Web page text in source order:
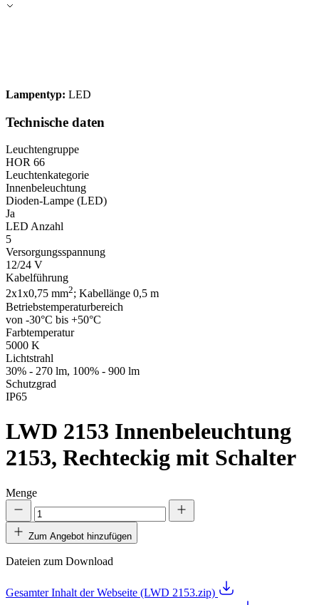
Lampentyp: LED
Technische daten
Leuchtengruppe
HOR 66
Leuchtenkategorie
Innenbeleuchtung
Dioden-Lampe (LED)
Ja
LED Anzahl
5
Versorgungsspannung
12/24 V
Kabelführung
2x1x0,75 mm2; Kabellänge 0,5 m
Betriebstemperaturbereich
von -30°C bis +50°C
Farbtemperatur
5000 K
Lichtstrahl
30% - 270 lm, 100% - 900 lm
Schutzgrad
IP65
LWD 2153 Innenbeleuchtung
2153, Rechteckig mit Schalter
Menge
Zum Angebot hinzufügen
Dateien zum Download
Gesamter Inhalt der Webseite (LWD 2153.zip)